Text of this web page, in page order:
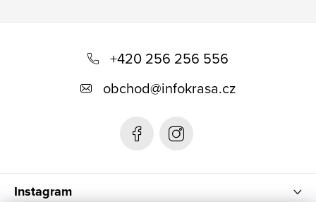
Instagram
+420 256 256 556
obchod@infokrasa.cz